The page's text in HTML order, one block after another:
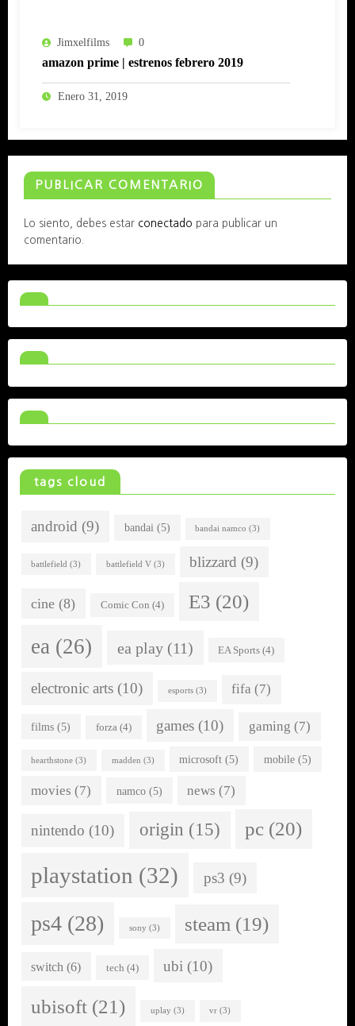
Jimxelfilms 0
amazon prime | estrenos febrero 2019
Enero 31, 2019
PUBLICAR COMENTARIO
Lo siento, debes estar conectado para publicar un
comentario.
tags cloud
android (9) bandai(5) bandai namco (3)
battlefield (3) battlefield V(3) blizzard (9)
cine (8) Comic Con (4) E3 (20)
ea (26) ea play(11) EA Sports (4)
electronic arts (10) esports(3) fifa (7)
films (5) forza(4) games (10) gaming (7)
hearthstone (3) madden (3) microsoft (5) mobile(5)
movies (7) namco(5) news (7)
nintendo (10) origin (15) pc (20)
playstation (32) ps3 (9)
ps4 (28) sony (3) steam (19)
switch (6) tech (4) ubi (10)
ubisoft (21) uplay (3) vr (3)